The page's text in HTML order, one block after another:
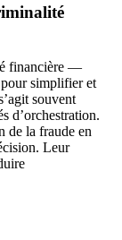
financière —
simplifier et
souvent
d’orchestration.
de la fraude en
Leur